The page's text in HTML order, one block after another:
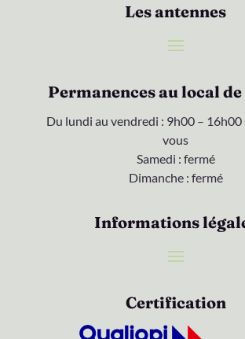
Les antennes
Permanences au local de
Du lundi au vendredi : 9h00 – 16h00
vous
Samedi : fermé
Dimanche : fermé
Informations
Certification